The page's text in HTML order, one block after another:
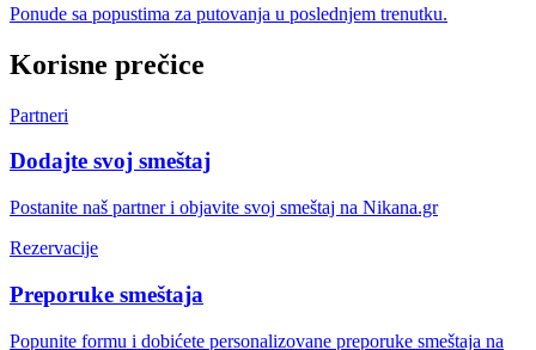
Ponude sa popustima za putovanja u poslednjem trenutku.
Korisne prečice
Partneri
Dodajte svoj smeštaj
Postanite naš partner i objavite svoj smeštaj na Nikana.gr
Rezervacije
Preporuke smeštaja
Popunite formu i dobićete personalizovane preporuke smeštaja na